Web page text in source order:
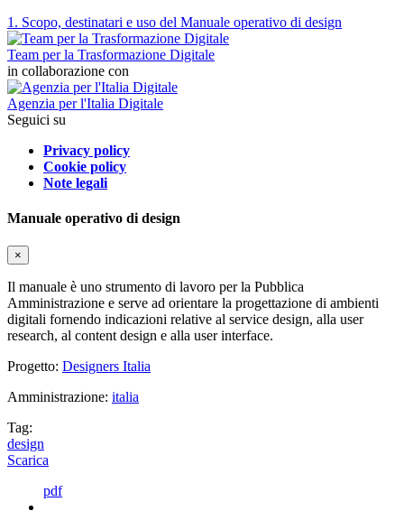
1. Scopo, destinatari e uso del Manuale operativo di design
Team per la Trasformazione Digitale
in collaborazione con
Agenzia per l'Italia Digitale
Seguici su
Privacy policy
Cookie policy
Note legali
Manuale operativo di design
×
Il manuale è uno strumento di lavoro per la Pubblica
Amministrazione e serve ad orientare la progettazione di ambienti
digitali fornendo indicazioni relative al service design, alla user
research, al content design e alla user interface.
Progetto: Designers Italia
Amministrazione: italia
Tag:
design
Scarica
pdf